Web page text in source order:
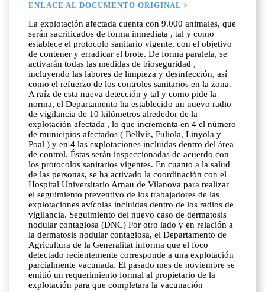
ENLACE AL DOCUMENTO ORIGINAL >
La explotación afectada cuenta con 9.000 animales, que
serán sacrificados de forma inmediata , tal y como
establece el protocolo sanitario vigente, con el objetivo
de contener y erradicar el brote. De forma paralela, se
activarán todas las medidas de bioseguridad ,
incluyendo las labores de limpieza y desinfección, así
como el refuerzo de los controles sanitarios en la zona.
A raíz de esta nueva detección y tal y como pide la
norma, el Departamento ha establecido un nuevo radio
de vigilancia de 10 kilómetros alrededor de la
explotación afectada , lo que incrementa en 4 el número
de municipios afectados ( Bellvís, Fuliola, Linyola y
Poal ) y en 4 las explotaciones incluidas dentro del área
de control. Éstas serán inspeccionadas de acuerdo con
los protocolos sanitarios vigentes. En cuanto a la salud
de las personas, se ha activado la coordinación con el
Hospital Universitario Arnau de Vilanova para realizar
el seguimiento preventivo de los trabajadores de las
explotaciones avícolas incluidas dentro de los radios de
vigilancia. Seguimiento del nuevo caso de dermatosis
nodular contagiosa (DNC) Por otro lado y en relación a
la dermatosis nodular contagiosa, el Departamento de
Agricultura de la Generalitat informa que el foco
detectado recientemente corresponde a una explotación
parcialmente vacunada. El pasado mes de noviembre se
emitió un requerimiento formal al propietario de la
explotación para que completara la vacunación